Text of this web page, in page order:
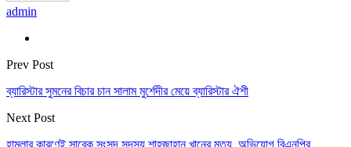
admin
Prev Post
ব্যারিস্টার সুমনের বিচার চান সালাম মুর্শেদীর মেয়ে ব্যারিস্টার ঐশী
Next Post
হামলার কারণেই সাবেক সংসদ সদস্য শাহজাহান খানের মৃত্যু, অভিযোগ বিএনপির